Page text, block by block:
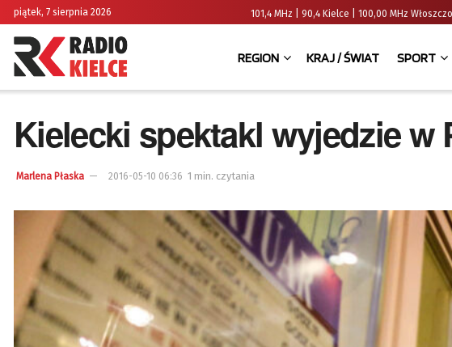
piątek, 7 sierpnia 2026 101,4 MHz | 90,4 Kielce | 100,00 MHz
REGION KRAJ / ŚWIAT SPORT
Kielecki spektakl wyjedzie w
Marlena Płaska 2016-05-10 06:36 1 min. czytania